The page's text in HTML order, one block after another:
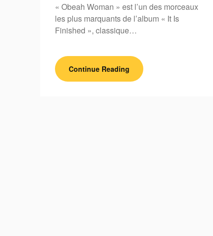
« Obeah Woman » est l’un des morceaux
les plus marquants de l’album « It Is
Finished », classique…
Continue Reading